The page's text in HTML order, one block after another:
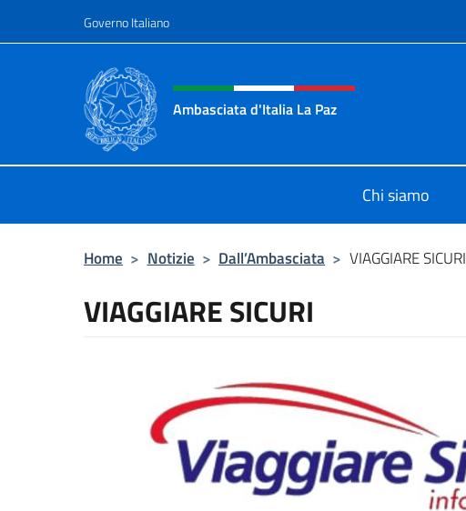
Governo Italiano
Intestazione sito, social e menù
Ambasciata d'Italia La Paz
Chi siamo
Home > Notizie > Dall’Ambasciata > VIAGGIARE SICURI
VIAGGIARE SICURI